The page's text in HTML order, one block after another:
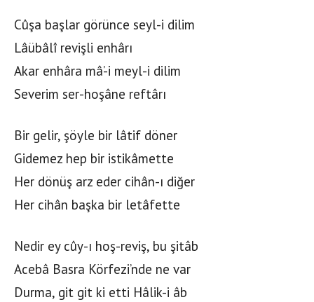
Cûşa başlar görünce seyl-i dilim
Lâübâlî revişli enhârı
Akar enhâra mâ’-i meyl-i dilim
Severim ser-hoşâne reftârı
Bir gelir, şöyle bir lâtif döner
Gidemez hep bir istikâmette
Her dönüş arz eder cihân-ı diğer
Her cihân başka bir letâfette
Nedir ey cûy-ı hoş-reviş, bu şitâb
Acebâ Basra Körfezi’nde ne var
Durma, git git ki etti Hâlik-i âb